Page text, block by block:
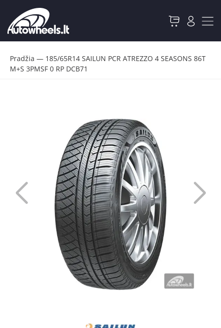
Pradžia — 185/65R14 SAILUN PCR ATREZZO 4 SEASONS 86T
M+S 3PMSF 0 RP DCB71